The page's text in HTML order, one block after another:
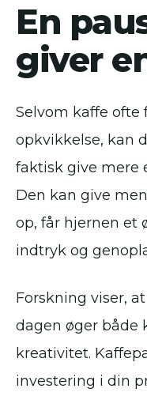
En
giver
Selvom kaffe ofte
opkvikkelse, kan
faktisk give mere
Den kan give
op, får hjernen et
indtryk og
Forskning viser,
dagen øger både
kreativitet.
investering i din